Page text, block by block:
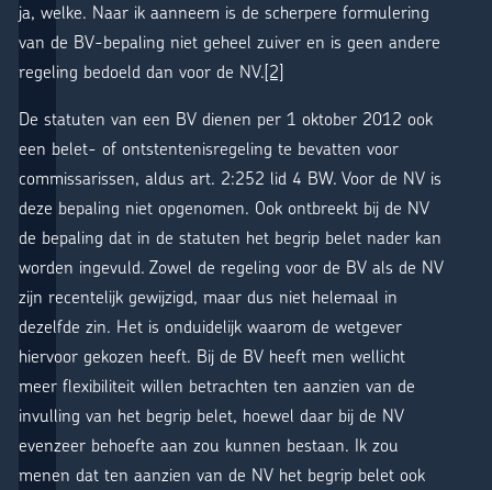
ja, welke. Naar ik aanneem is de scherpere formulering
van de BV-bepaling niet geheel zuiver en is geen andere
regeling bedoeld dan voor de NV.[2]
De statuten van een BV dienen per 1 oktober 2012 ook
een belet- of ontstentenisregeling te bevatten voor
commissarissen, aldus art. 2:252 lid 4 BW. Voor de NV is
deze bepaling niet opgenomen. Ook ontbreekt bij de NV
de bepaling dat in de statuten het begrip belet nader kan
worden ingevuld. Zowel de regeling voor de BV als de NV
zijn recentelijk gewijzigd, maar dus niet helemaal in
dezelfde zin. Het is onduidelijk waarom de wetgever
hiervoor gekozen heeft. Bij de BV heeft men wellicht
meer flexibiliteit willen betrachten ten aanzien van de
invulling van het begrip belet, hoewel daar bij de NV
evenzeer behoefte aan zou kunnen bestaan. Ik zou
menen dat ten aanzien van de NV het begrip belet ook